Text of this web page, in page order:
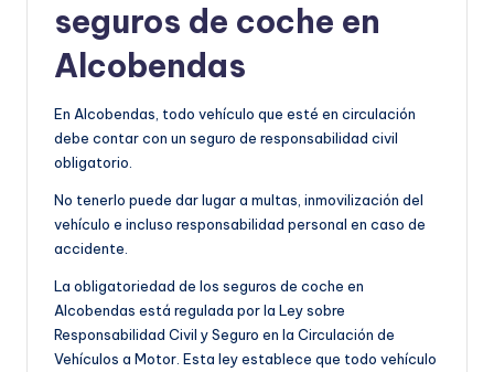
seguros de coche en
Alcobendas
En Alcobendas, todo vehículo que esté en circulación
debe contar con un seguro de responsabilidad civil
obligatorio.
No tenerlo puede dar lugar a multas, inmovilización del
vehículo e incluso responsabilidad personal en caso de
accidente.
La obligatoriedad de los seguros de coche en
Alcobendas está regulada por la Ley sobre
Responsabilidad Civil y Seguro en la Circulación de
Vehículos a Motor. Esta ley establece que todo vehículo